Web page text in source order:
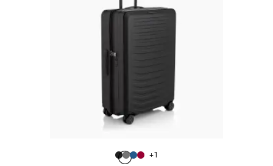
Colore
ColoreNero Opaco
Colore Grigio Nardo
Colore
Colore
+1